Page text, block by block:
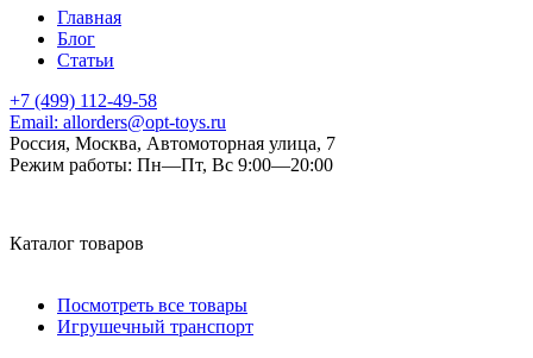
Главная
Блог
Статьи
+7 (499) 112-49-58
Email: allorders@opt-toys.ru
Россия, Москва, Автомоторная улица, 7
Режим работы: Пн—Пт, Вс 9:00—20:00
Каталог товаров
Посмотреть все товары
Игрушечный транспорт